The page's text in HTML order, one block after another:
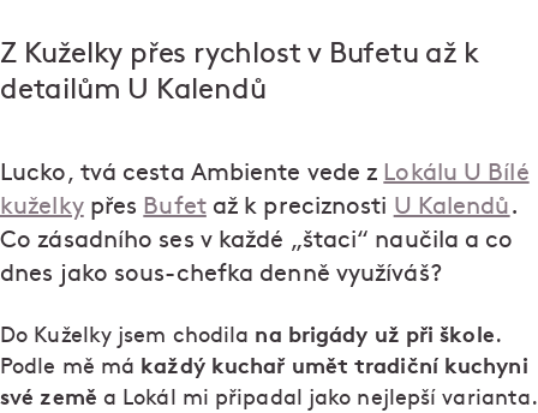
Z Kuželky přes rychlost v Bufetu až k
detailům U Kalendů
Lucko, tvá cesta Ambiente vede z Lokálu U Bílé
kuželkypřes Bufetaž k preciznosti U Kalendů .
Co zásadního ses v každé „štaci“ naučila a co
dnes jako sous-chefka denně využíváš?
Do Kuželky jsem chodila na brigády už při škole.
Podle mě má každý kuchař umět tradiční kuchyni
své země a Lokál mi připadal jako nejlepší varianta.